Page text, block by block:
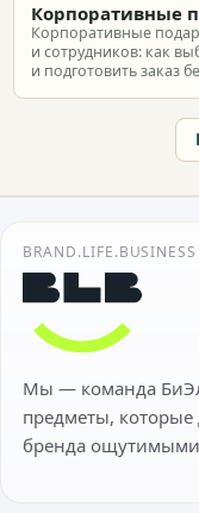
Корпоративные
Корпоративные
и сотрудников: как
и подготовить заказ
BRAND.LIFE.BUSINESS
Мы — команда
предметы,
бренда